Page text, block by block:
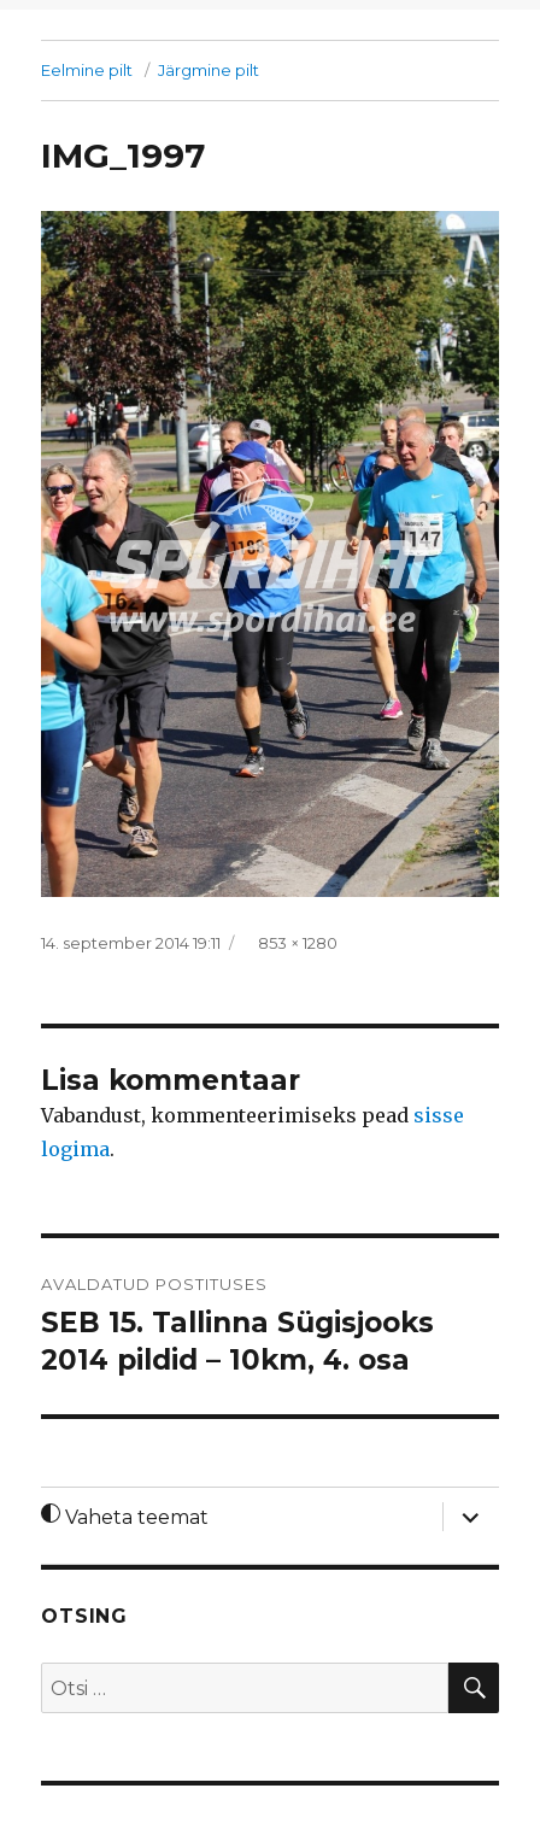
Eelmine pilt Järgmine pilt
IMG_1997
Postitatud
14. september 2014 19:11 Täissuurus
853 × 1280
Lisa kommentaar
Vabandust, kommenteerimiseks pead sisse
logima.
AVALDATUD POSTITUSES
SEB 15. Tallinna Sügisjooks
2014 pildid – 10km, 4. osa
Vaheta teemat
laienda
OTSING
Otsi: